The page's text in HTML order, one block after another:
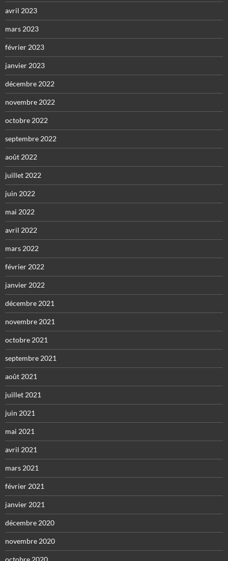
avril 2023
mars 2023
février 2023
janvier 2023
décembre 2022
novembre 2022
octobre 2022
septembre 2022
août 2022
juillet 2022
juin 2022
mai 2022
avril 2022
mars 2022
février 2022
janvier 2022
décembre 2021
novembre 2021
octobre 2021
septembre 2021
août 2021
juillet 2021
juin 2021
mai 2021
avril 2021
mars 2021
février 2021
janvier 2021
décembre 2020
novembre 2020
octobre 2020